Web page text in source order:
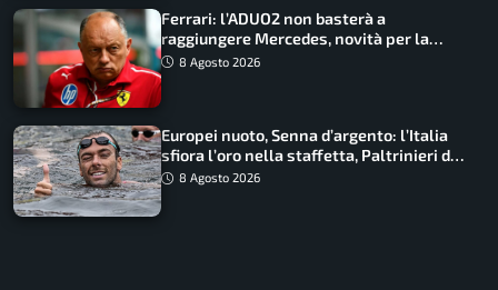
Ferrari: l’ADUO2 non basterà a
raggiungere Mercedes, novità per la
Macarena
8 Agosto 2026
Europei nuoto, Senna d’argento: l’Italia
sfiora l’oro nella staffetta, Paltrinieri da
urlo, il bilancio azzurro
8 Agosto 2026